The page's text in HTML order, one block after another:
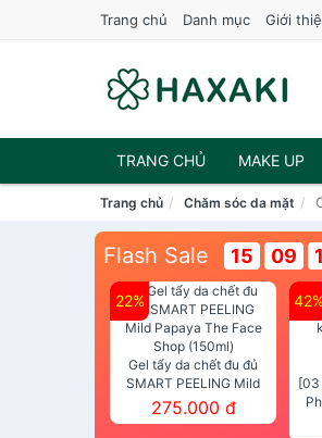
Trang chủ Danh mục Giới
TRANG CHỦ MAKE UP
NƯỚC HOA
Trang chủ Chăm sóc da mặt
Flash Sale 15 09
22%
Gel tẩy da chết đu đủ
SMART PEELING Mild
Papaya The Face Shop
(150ml)
275.000 đ
[03